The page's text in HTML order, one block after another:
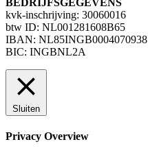
kvk-inschrijving: 30060016
btw ID: NL001281608B65
IBAN: NL85INGB0004070938
BIC: INGBNL2A
Sluiten
Privacy Overview